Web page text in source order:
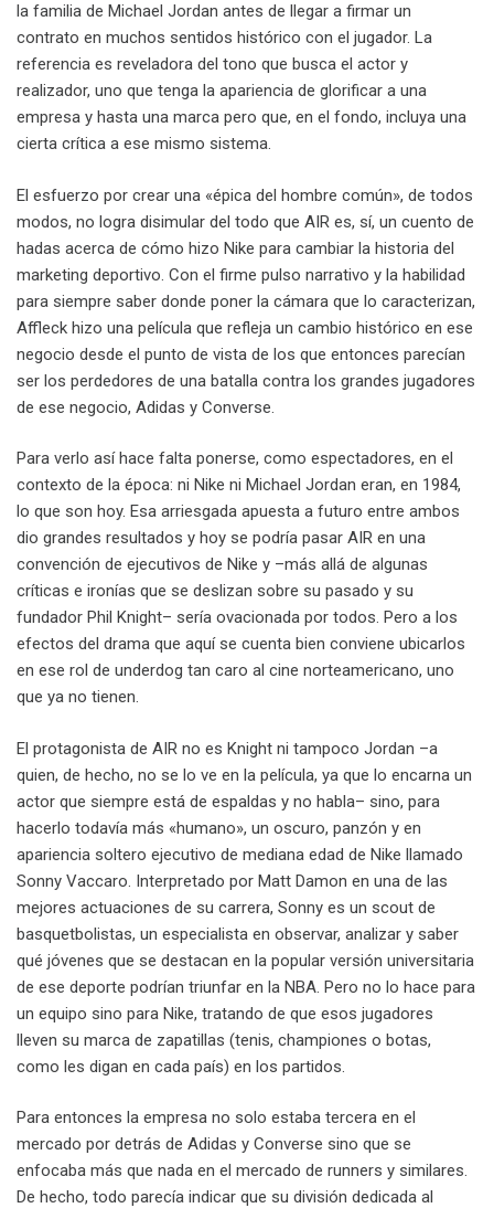
la familia de Michael Jordan antes de llegar a firmar un
contrato en muchos sentidos histórico con el jugador. La
referencia es reveladora del tono que busca el actor y
realizador, uno que tenga la apariencia de glorificar a una
empresa y hasta una marca pero que, en el fondo, incluya una
cierta crítica a ese mismo sistema.
El esfuerzo por crear una «épica del hombre común», de todos
modos, no logra disimular del todo que AIR es, sí, un cuento de
hadas acerca de cómo hizo Nike para cambiar la historia del
marketing deportivo. Con el firme pulso narrativo y la habilidad
para siempre saber donde poner la cámara que lo caracterizan,
Affleck hizo una película que refleja un cambio histórico en ese
negocio desde el punto de vista de los que entonces parecían
ser los perdedores de una batalla contra los grandes jugadores
de ese negocio, Adidas y Converse.
Para verlo así hace falta ponerse, como espectadores, en el
contexto de la época: ni Nike ni Michael Jordan eran, en 1984,
lo que son hoy. Esa arriesgada apuesta a futuro entre ambos
dio grandes resultados y hoy se podría pasar AIR en una
convención de ejecutivos de Nike y –más allá de algunas
críticas e ironías que se deslizan sobre su pasado y su
fundador Phil Knight– sería ovacionada por todos. Pero a los
efectos del drama que aquí se cuenta bien conviene ubicarlos
en ese rol de underdog tan caro al cine norteamericano, uno
que ya no tienen.
El protagonista de AIR no es Knight ni tampoco Jordan –a
quien, de hecho, no se lo ve en la película, ya que lo encarna un
actor que siempre está de espaldas y no habla– sino, para
hacerlo todavía más «humano», un oscuro, panzón y en
apariencia soltero ejecutivo de mediana edad de Nike llamado
Sonny Vaccaro. Interpretado por Matt Damon en una de las
mejores actuaciones de su carrera, Sonny es un scout de
basquetbolistas, un especialista en observar, analizar y saber
qué jóvenes que se destacan en la popular versión universitaria
de ese deporte podrían triunfar en la NBA. Pero no lo hace para
un equipo sino para Nike, tratando de que esos jugadores
lleven su marca de zapatillas (tenis, championes o botas,
como les digan en cada país) en los partidos.
Para entonces la empresa no solo estaba tercera en el
mercado por detrás de Adidas y Converse sino que se
enfocaba más que nada en el mercado de runners y similares.
De hecho, todo parecía indicar que su división dedicada al